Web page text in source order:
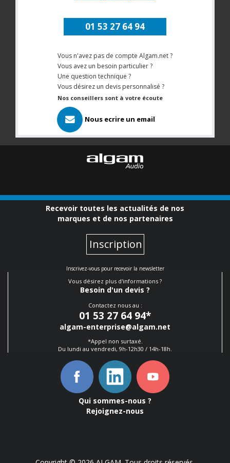
01 53 27 64 94
Vous n'avez pas de compte Algam.net ?
Vous avez un besoin particulier ?
Une question technique ?
Vous désirez un devis personnalisé ?
Nos conseillers sont à votre écoute
Nous ecrire un email
Recevoir toutes les actualités de nos
marques et de nos partenaires
Inscription
Inscrivez-vous pour recevoir la newsletter
Vous désirez plus d'informations ?
Besoin d'un devis ?
Contactez nous au :
01 53 27 64 94*
algam-enterprise@algam.net
*Appel non surtaxé.
Du lundi au vendredi, 9h-12h30 / 14h-18h.
Qui sommes-nous ?
Rejoignez-nous